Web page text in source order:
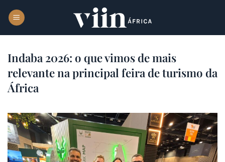
Indaba 2026: o que vimos de mais
relevante na principal feira de turismo da
África